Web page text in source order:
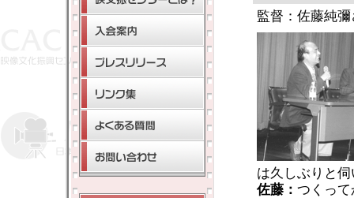
監督：佐藤純
は久しぶりと
佐藤： つくっ